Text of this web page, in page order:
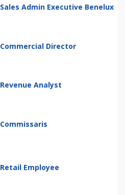
Sales Admin Executive Benelux
Commercial Director
Revenue Analyst
Commissaris
Retail Employee